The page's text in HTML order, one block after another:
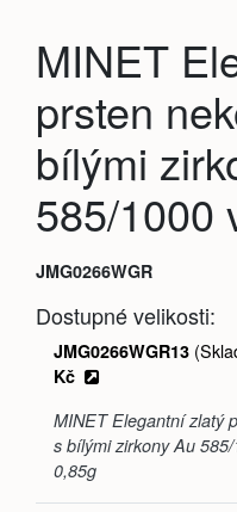
MINET
prsten
bílými
585/1000
JMG0266WGR
Dostupné velikosti:
JMG0266WGR13
Kč
MINET Elegantní zlatý
s bílými zirkony Au
0,85g